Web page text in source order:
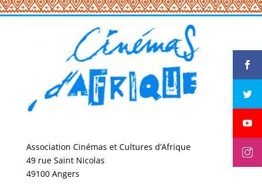
Association Cinémas et Cultures d’Afrique
49 rue Saint Nicolas
49100 Angers